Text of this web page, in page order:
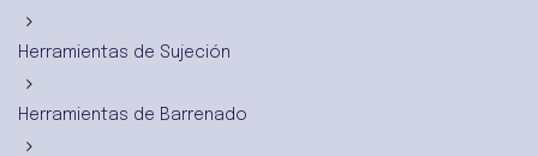
Herramientas de Sujeción
Herramientas de Barrenado